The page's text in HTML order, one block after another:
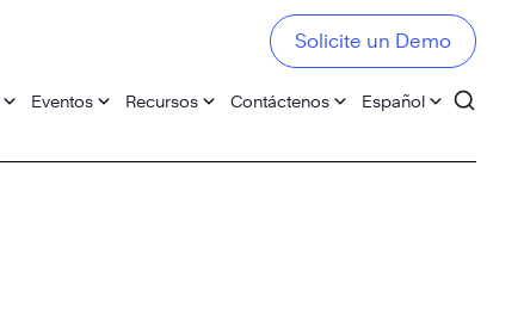
Eventos Recursos Contáctenos Español
Solicite un Demo